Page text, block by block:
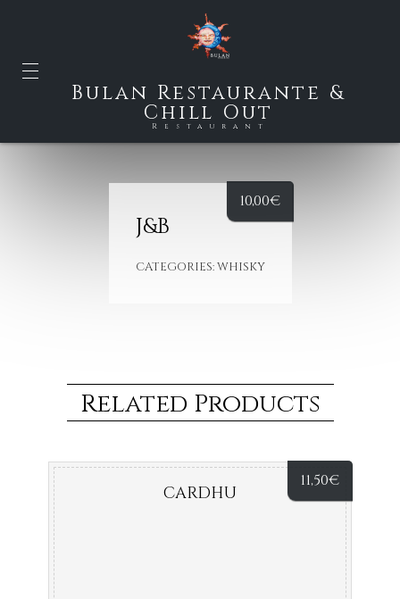
Bulan Restaurante &
Chill Out
Restaurant
J&B
CATEGORIES:WHISKY
10,00€
Related Products
11,50€
CARDHU